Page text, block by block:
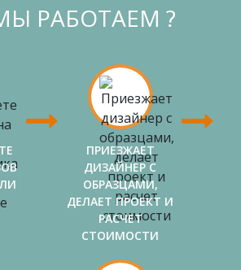
РАБОТАЕМ ?
ПРИЕЗЖАЕТ
ДИЗАЙНЕР С
ОБРАЗЦАМИ,
ДЕЛАЕТ ПРОЕКТ И
РАСЧЕТ
СТОИМОСТИ